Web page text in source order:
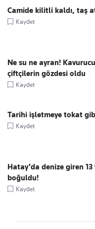
Camide kilitli kaldı, taş
Kaydet
Ne su ne ayran!
çiftçilerin gözdesi oldu
Kaydet
Tarihi işletmeye tokat
Kaydet
Hatay’da denize giren
boğuldu!
Kaydet